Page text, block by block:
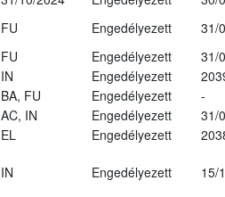
FU Engedélyezett
31/
FU Engedélyezett
31/
IN Engedélyezett
BA, FU Engedélyezett
-
AC, IN Engedélyezett
31/
EL Engedélyezett
IN Engedélyezett 15/